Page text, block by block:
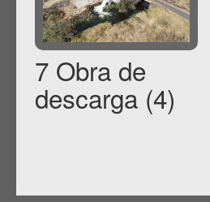
7 Obra de
descarga (4)